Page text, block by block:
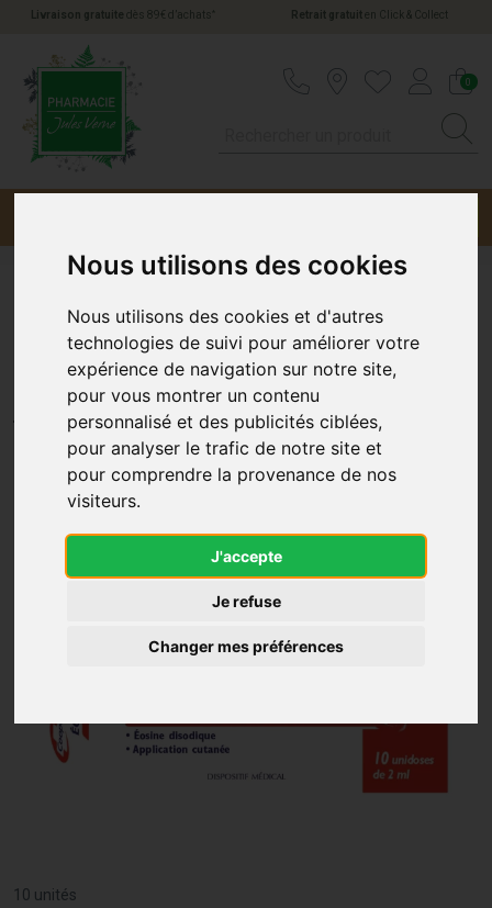
Nous utilisons des cookies
Nous utilisons des cookies et d'autres
technologies de suivi pour améliorer votre
expérience de navigation sur notre site,
pour vous montrer un contenu
personnalisé et des publicités ciblées,
pour analyser le trafic de notre site et
pour comprendre la provenance de nos
visiteurs.
J'accepte
Je refuse
Changer mes préférences
Livraison gratuite dès 89€ d’achats * Retrait gratuiten Click & Collect
0
Eosine Aqueuse 2% Cooper
2Ml 10
COOPER
10 unités